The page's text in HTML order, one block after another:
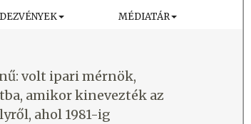
MÉDIATÁR
volt ipari mérnök,
amikor kinevezték az
ahol 1981-ig